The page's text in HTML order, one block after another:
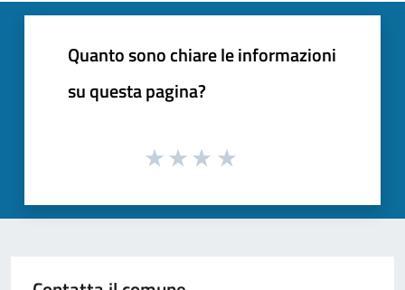
Quanto sono chiare le informazioni
su questa pagina?